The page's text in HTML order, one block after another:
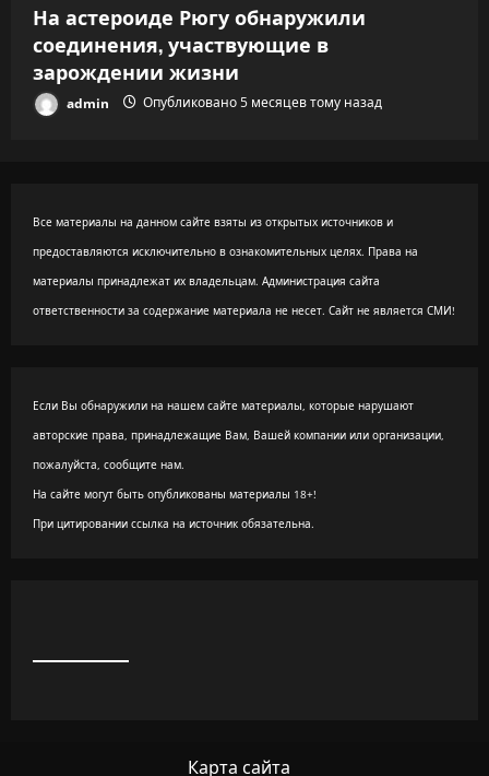
На астероиде Рюгу обнаружили
соединения, участвующие в
зарождении жизни
admin Опубликовано 5 месяцев тому назад
Все материалы на данном сайте взяты из открытых источников и
предоставляются исключительно в ознакомительных целях. Права на
материалы принадлежат их владельцам. Администрация сайта
ответственности за содержание материала не несет. Сайт не является СМИ!
Если Вы обнаружили на нашем сайте материалы, которые нарушают
авторские права, принадлежащие Вам, Вашей компании или организации,
пожалуйста, сообщите нам.
На сайте могут быть опубликованы материалы 18+!
При цитировании ссылка на источник обязательна.
Карта сайта